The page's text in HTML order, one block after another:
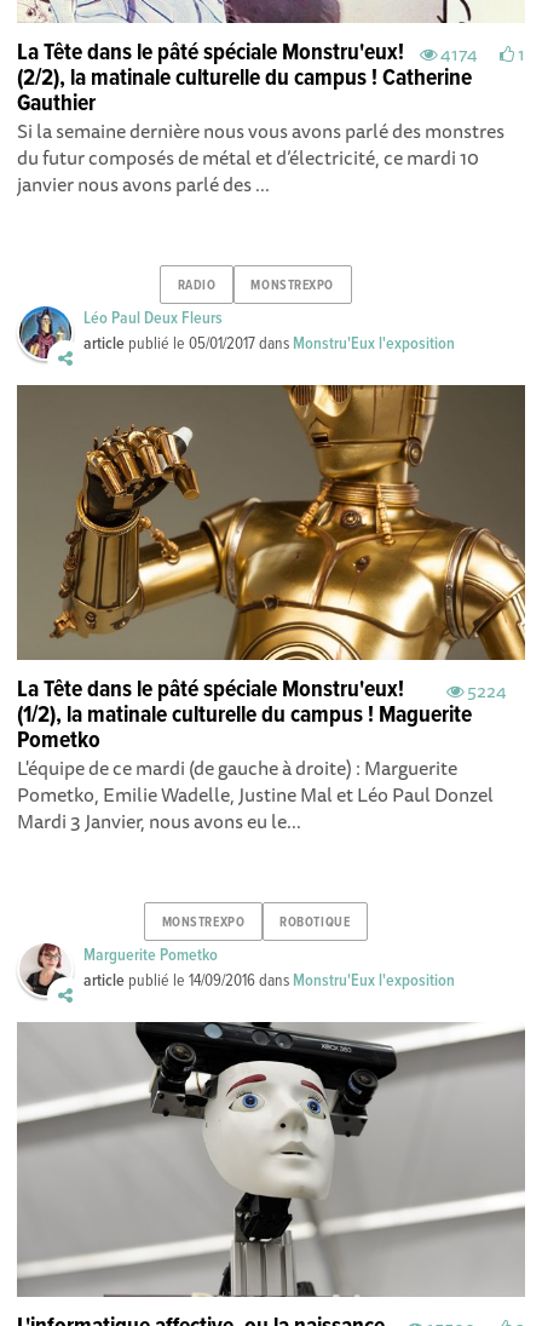
4174 1
La Tête dans le pâté spéciale Monstru'eux!
(2/2), la matinale culturelle du campus ! Catherine
Gauthier
Si la semaine dernière nous vous avons parlé des monstres
du futur composés de métal et d’électricité, ce mardi 10
janvier nous avons parlé des ...
RADIO MONSTREXPO
Léo Paul Deux Fleurs
article publié le05/01/2017dans Monstru'Eux l'exposition
5224
La Tête dans le pâté spéciale Monstru'eux!
(1/2), la matinale culturelle du campus ! Maguerite
Pometko
L'équipe de ce mardi (de gauche à droite) : Marguerite
Pometko, Emilie Wadelle, Justine Mal et Léo Paul Donzel
Mardi 3 Janvier, nous avons eu le...
MONSTREXPO ROBOTIQUE
Marguerite Pometko
article publié le14/09/2016dans Monstru'Eux l'exposition